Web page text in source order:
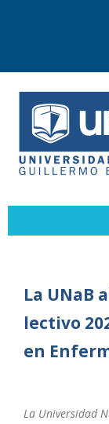
La UNaB
lectivo
en
La Universidad